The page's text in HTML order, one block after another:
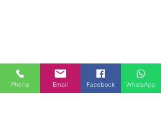
Phone Email Facebook WhatsApp